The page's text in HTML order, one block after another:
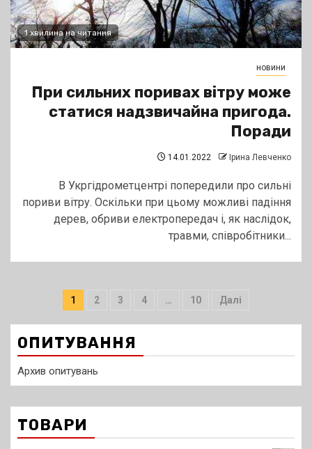
1 хвилина на читання
новини
При сильних поривах вітру може
статися надзвичайна пригода.
Поради
14.01.2022 Ірина Левченко
В Укргідрометцентрі попередили про сильні
пориви вітру. Оскільки при цьому можливі падіння
дерев, обриви електропередач і, як наслідок,
травми, співробітники...
Пагінація
записів
1 2 3 4 … 10 Далі
ОПИТУВАННЯ
Архив опитувань
ТОВАРИ